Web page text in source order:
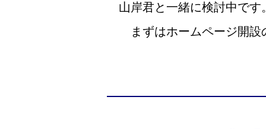
山岸君と一緒に検討中です
まずはホームページ開設